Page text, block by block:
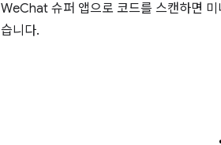
WeChat 슈퍼 앱으로 코드를 스캔하면
습니다.